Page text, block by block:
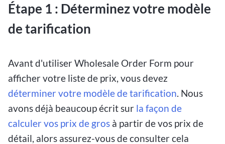
Étape 1 : Déterminez votre modèle
de tarification
Avant d'utiliser Wholesale Order Form pour
afficher votre liste de prix, vous devez
déterminer votre modèle de tarification. Nous
avons déjà beaucoup écrit sur la façon de
calculer vos prix de gros à partir de vos prix de
détail, alors assurez-vous de consulter cela